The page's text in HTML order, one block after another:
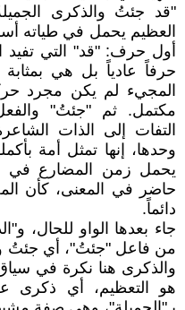
"قد جئتُ والذكرى
العظيم يحمل في طياته
أول حرف: "قد" التي تفيد
حرفاً عادياً بل هي
المجيء لم يكن مجرد
مكتمل. ثم "جئتُ"
التفات إلى الذات
وحدها، إنها تمثل أمة
يحمل زمن المضارع في
حاضر في المعنى، كأن
دائماً.
جاء بعدها الواو للحال،
من فاعل "جئتُ"، أي جئتُ
والذكرى هنا نكرة في سياق
هو التعظيم، أي ذكرى